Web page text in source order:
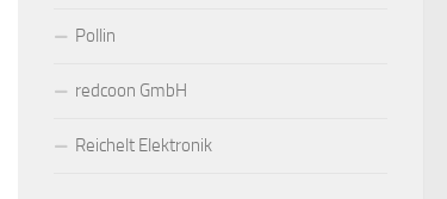
Pollin
redcoon GmbH
Reichelt Elektronik